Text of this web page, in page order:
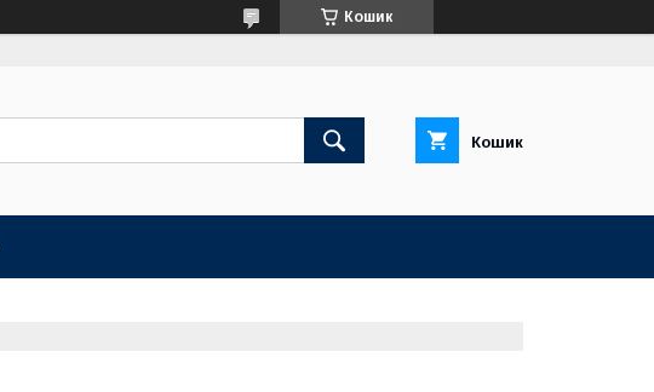
Кошик
Кошик